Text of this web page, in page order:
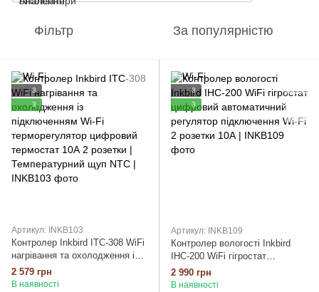
Фільтр За популярністю
3
3
Артикул: INKB103
Контролер Inkbird ITC-308 WiFi
нагрівання та охолодження із
підключенням Wi-Fi
терморегулятор цифровий
2 579 грн
В наявності
3
3
Артикул: INKB109
Контролер вологості Inkbird
IHC-200 WiFi гігростат
цифровий автоматичний
регулятор підключення Wi-Fi 2
2 990 грн
В наявності